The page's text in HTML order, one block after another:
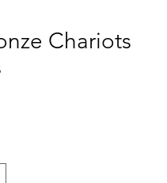
Chariots